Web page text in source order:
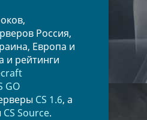
Россия,
Европа и
и рейтинги
GO
CS 1.6, а
CS Source.